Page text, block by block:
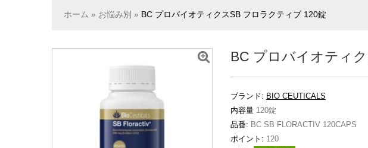
ホーム » お悩み別 » BC プロバイオティクスSB フロラクティブ 120錠
BC プロバイオティ
ブランド: BIO CEUTICALS
内容量 120錠
品番: BC SB FLORACTIV 120CAPS
ポイント: 120